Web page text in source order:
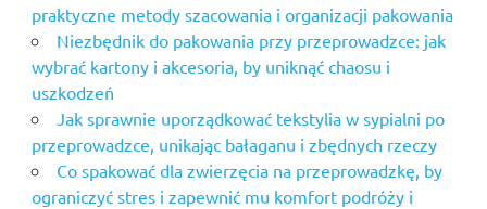
praktyczne metody szacowania i organizacji pakowania
Niezbędnik do pakowania przy przeprowadzce: jak
wybrać kartony i akcesoria, by uniknąć chaosu i
uszkodzeń
Jak sprawnie uporządkować tekstylia w sypialni po
przeprowadzce, unikając bałaganu i zbędnych rzeczy
Co spakować dla zwierzęcia na przeprowadzkę, by
ograniczyć stres i zapewnić mu komfort podróży i